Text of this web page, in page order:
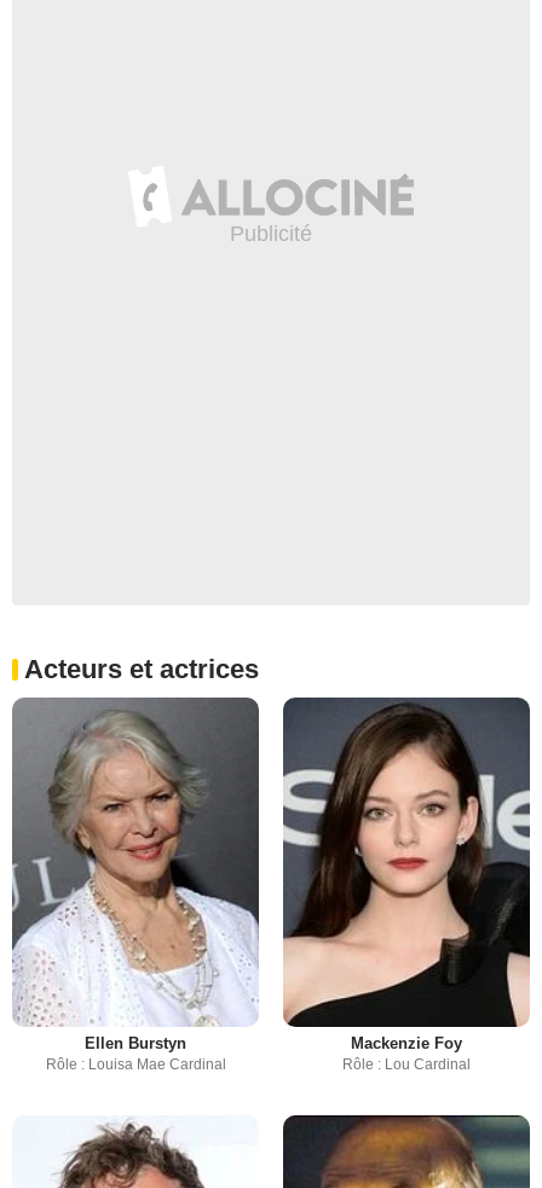
Acteurs et actrices
Ellen Burstyn
Rôle : Louisa Mae Cardinal
Mackenzie Foy
Rôle : Lou Cardinal